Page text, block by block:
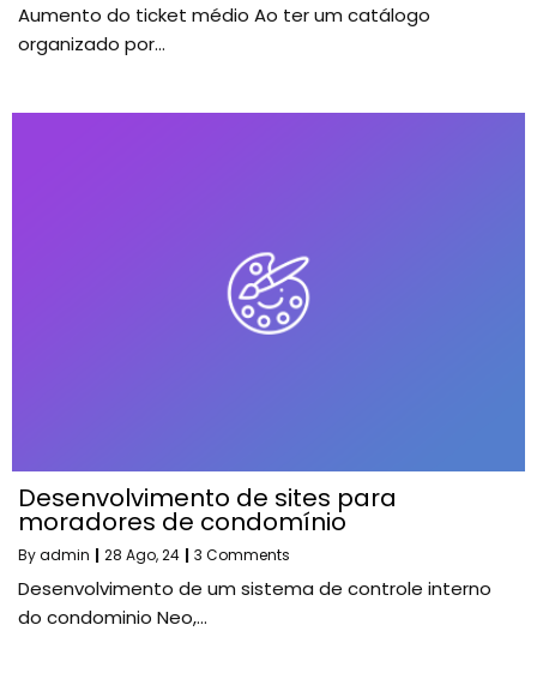
Aumento do ticket médio Ao ter um catálogo
organizado por…
Desenvolvimento de sites para
moradores de condomínio
Byadmin | 28 Ago, 24 | 3 Comments
Desenvolvimento de um sistema de controle interno
do condominio Neo,…